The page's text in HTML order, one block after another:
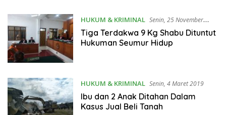
HUKUM & KRIMINAL Senin, 25 November
2019
Tiga Terdakwa 9 Kg Shabu Dituntut
Hukuman Seumur Hidup
HUKUM & KRIMINAL Senin, 4 Maret 2019
Ibu dan 2 Anak Ditahan Dalam
Kasus Jual Beli Tanah